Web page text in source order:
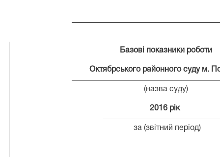
Базові показники роботи
Октябрського районного суду м.
(назва суду)
2016 рік
за (звітний період)